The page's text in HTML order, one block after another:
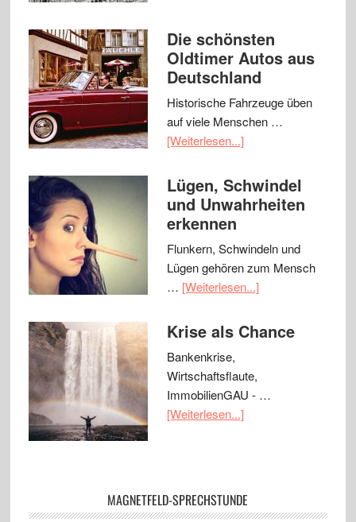
Die schönsten
Oldtimer Autos aus
Deutschland
Historische Fahrzeuge üben
auf viele Menschen …
[Weiterlesen...]
Lügen, Schwindel
und Unwahrheiten
erkennen
Flunkern, Schwindeln und
Lügen gehören zum Mensch
… [Weiterlesen...]
Krise als Chance
Bankenkrise,
Wirtschaftsflaute,
ImmobilienGAU - …
[Weiterlesen...]
MAGNETFELD-SPRECHSTUNDE